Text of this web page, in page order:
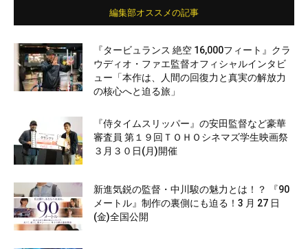
編集部オススメの記事
『タービュランス 絶空 16,000フィート』クラ
ウディオ・ファエ監督オフィシャルインタビ
ュー「本作は、人間の回復力と真実の解放力
の核心へと迫る旅」
『侍タイムスリッパー』の安田監督など豪華
審査員 第１９回ＴＯＨＯシネマズ学生映画祭
３月３０日(月)開催
新進気鋭の監督・中川駿の魅力とは！？ 『90
メートル』制作の裏側にも迫る！3 月 27 日
(金)全国公開